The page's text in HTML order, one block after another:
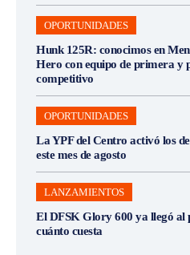
OPORTUNIDADES
Hunk 125R: conocimos en
Hero con equipo de primera y
competitivo
OPORTUNIDADES
La YPF del Centro activó los
este mes de agosto
LANZAMIENTOS
El DFSK Glory 600 ya llegó al
cuánto cuesta